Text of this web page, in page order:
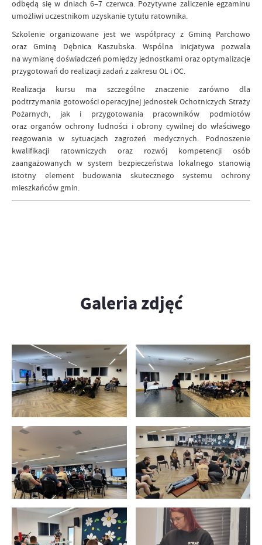
odbędą się w dniach 6–7 czerwca. Pozytywne zaliczenie egzaminu
umożliwi uczestnikom uzyskanie tytułu ratownika.
Szkolenie organizowane jest we współpracy z Gminą Parchowo
oraz Gminą Dębnica Kaszubska. Wspólna inicjatywa pozwala
na wymianę doświadczeń pomiędzy jednostkami oraz optymalizacje
przygotowań do realizacji zadań z zakresu OL i OC.
Realizacja kursu ma szczególne znaczenie zarówno dla
podtrzymania gotowości operacyjnej jednostek Ochotniczych Straży
Pożarnych, jak i przygotowania pracowników podmiotów
oraz organów ochrony ludności i obrony cywilnej do właściwego
reagowania w sytuacjach zagrożeń medycznych. Podnoszenie
kwalifikacji ratowniczych oraz rozwój kompetencji osób
zaangażowanych w system bezpieczeństwa lokalnego stanowią
istotny element budowania skutecznego systemu ochrony
mieszkańców gmin.
Galeria zdjęć